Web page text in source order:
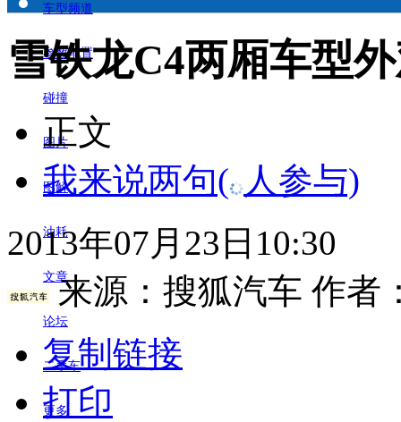
车型频道
参数配置
碰撞
图片
图解
油耗
文章
论坛
二手车
更多
雪铁龙C4两厢车型
正文
我来说两句( 人参与)
2013年07月23日10:30
来源： 搜狐汽车 作者
复制链接
打印